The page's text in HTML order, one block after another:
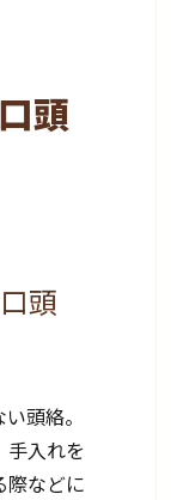
頭
頭
頭絡。
手入れを
際などに